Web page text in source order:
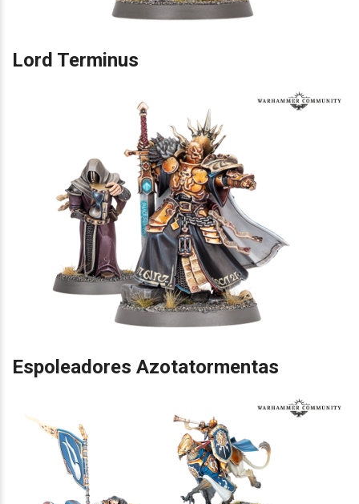
Lord Terminus
Espoleadores Azotatormentas